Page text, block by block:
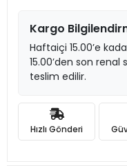
Kargo
Haftaiçi 15.00’e
15.00’den son
teslim edilir.
Hızlı Gönderi